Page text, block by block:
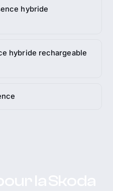
hybride
hybride rechargeable